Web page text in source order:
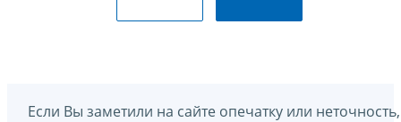
Если Вы заметили на сайте опечатку или неточность,